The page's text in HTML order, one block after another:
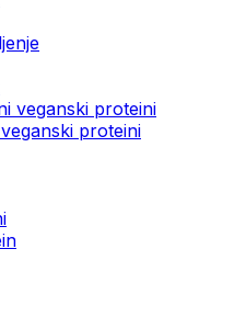
veganski proteini
proteini